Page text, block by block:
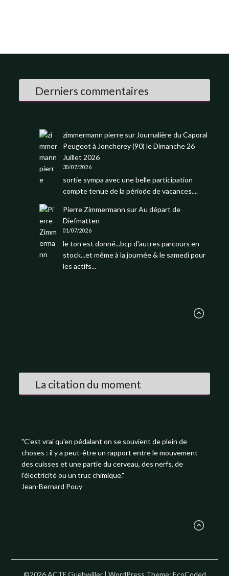
Derniers commentaires
zimmermann pierresurJournalière du Caporal
Peugeot à Joncherey (90) le Dimanche 26
Juillet 2026
30/07/2026
sortie sympa avec une belle participation
compte tenue de la période de vacances....
Pierre Zimmermann surAu départ de
Diefmatten
01/07/2026
le ton est donné...bcp d'autres parcours en
stock...et même à la journée & le samedi pour
les actifs...
La citation du moment
"C'est vrai qu'en pédalant on se souvient de plein de
choses : il y a peut-être un rapport entre le mouvement
des cuisses et une partie du cerveau, des nerfs, de
l'électricité ou un truc chimique."
Jean-Bernard Pouy
©2026 ACTF Guebwiller | WordPress Theme: EcoCoded